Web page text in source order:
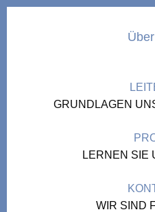
GRUNDLAGEN
LERNEN SIE
WIR SIND